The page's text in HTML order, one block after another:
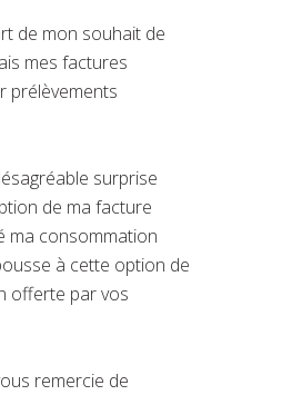
de mon souhait de
mes factures
prélèvements
surprise
de ma facture
ma consommation
à cette option de
offerte par vos
remercie de